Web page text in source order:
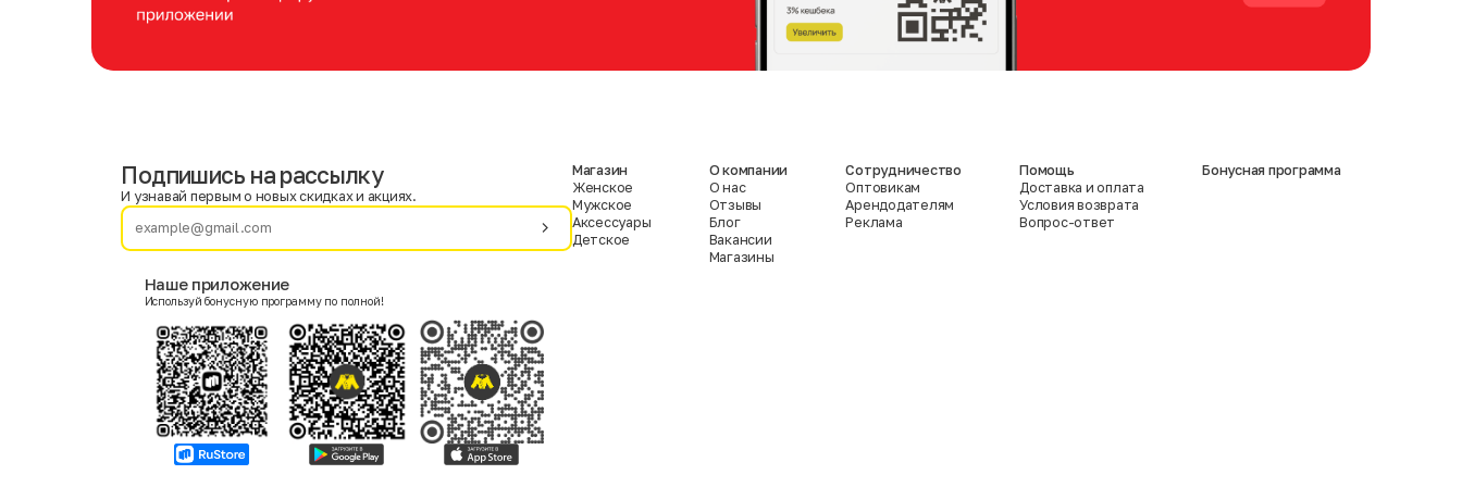
Фамилия
Женский
Согласие на получение чеков по электронной почте
Подпишись на рассылку
И узнавай первым о новых скидках и акциях.
Наше приложение
Используй бонусную программу по полной!
Магазин
Женское
Мужское
Аксессуары
Детское
О компании
О нас
Отзывы
Блог
Вакансии
Магазины
Сотрудничество
Оптовикам
Арендодателям
Реклама
Помощь
Доставка и оплата
Условия возврата
Вопрос-ответ
Бонусная программа